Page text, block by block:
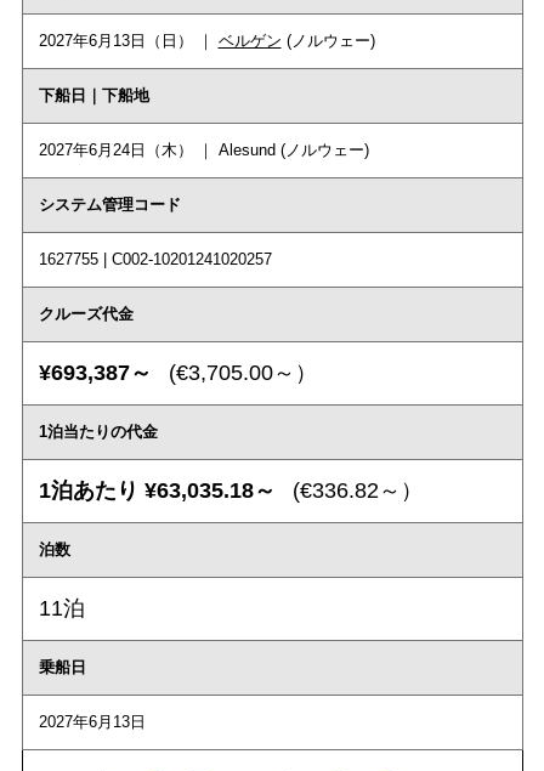
2027年6月13日（日） ｜ ベルゲン (ノルウェー)
下船日｜下船地
2027年6月24日（木） ｜ Alesund (ノルウェー)
システム管理コード
1627755 | C002-10201241020257
クルーズ代金
¥693,387～ (€3,705.00～）
1泊当たりの代金
1泊あたり ¥63,035.18～ (€336.82～）
泊数
11泊
乗船日
2027年6月13日